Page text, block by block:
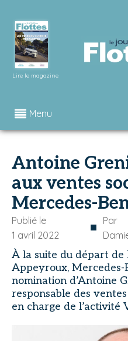
Lire le magazine
Menu
Antoine
aux ventes
Mercedes-
Publié le
1 avril 2022
■ Par
À la suite du départ de
Appeyroux, Mercedes-
nomination d’Antoine
responsable des
en charge de l’activité